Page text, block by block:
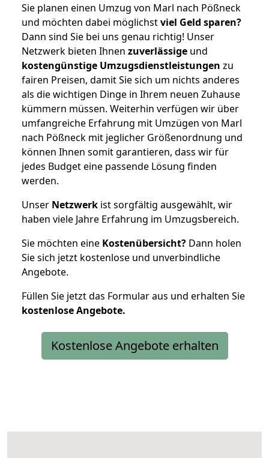
Sie planen einen Umzug von Marl nach Pößneck
und möchten dabei möglichstviel Geld sparen?
Dann sind Sie bei uns genau richtig! Unser
Netzwerk bieten Ihnen zuverlässige und
kostengünstige Umzugsdienstleistungen zu
fairen Preisen, damit Sie sich um nichts anderes
als die wichtigen Dinge in Ihrem neuen Zuhause
kümmern müssen. Weiterhin verfügen wir über
umfangreiche Erfahrung mit Umzügen von Marl
nach Pößneck mit jeglicher Größenordnung und
können Ihnen somit garantieren, dass wir für
jedes Budget eine passende Lösung finden
werden.
Unser Netzwerk ist sorgfältig ausgewählt, wir
haben viele Jahre Erfahrung im Umzugsbereich.
Sie möchten eine Kostenübersicht? Dann holen
Sie sich jetzt kostenlose und unverbindliche
Angebote.
Füllen Sie jetzt das Formular aus und erhalten Sie
kostenloseAngebote.
Kostenlose Angebote erhalten